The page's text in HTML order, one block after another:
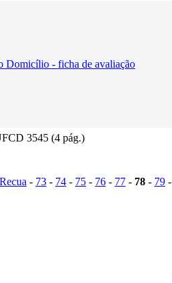
Domicílio - ficha de avaliação
3545 (4 pág.)
Recua - 73 - 74 - 75 - 76 - 77 - 78 - 79 -